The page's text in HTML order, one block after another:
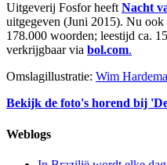
Uitgeverij Fosfor heeft Nacht
uitgegeven (Juni 2015). Nu
178.000 woorden; leestijd ca.
verkrijgbaar via bol.com.
Omslagillustratie: Wim
Bekijk de foto's horend bij
Weblogs